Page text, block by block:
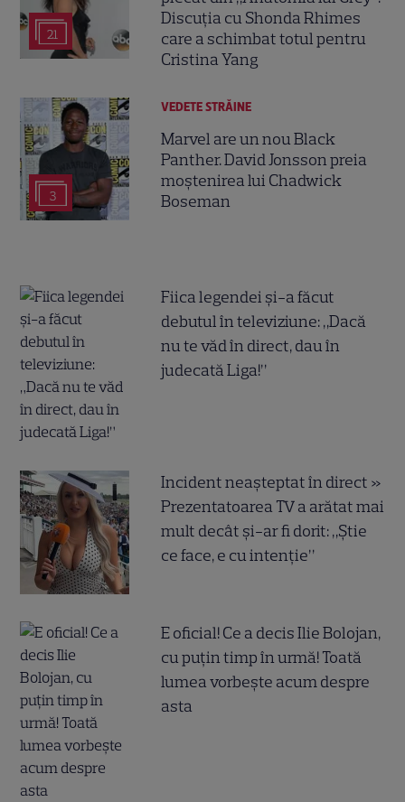
21
Discuția cu Shonda Rhimes
care a schimbat totul pentru
Cristina Yang
3
VEDETE STRĂINE
Marvel are un nou Black
Panther. David Jonsson preia
moștenirea lui Chadwick
Boseman
Fiica legendei și-a făcut
debutul în televiziune: „Dacă
nu te văd în direct, dau în
judecată Liga!”
Incident neașteptat în direct »
Prezentatoarea TV a arătat mai
mult decât și-ar fi dorit: „Știe
ce face, e cu intenție”
E oficial! Ce a decis Ilie Bolojan,
cu puțin timp în urmă! Toată
lumea vorbește acum despre
asta